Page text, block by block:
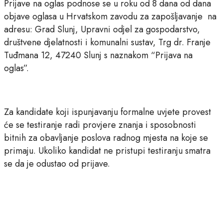
Prijave na oglas podnose se u roku od 8 dana od dana
objave oglasa u Hrvatskom zavodu za zapošljavanje na
adresu: Grad Slunj, Upravni odjel za gospodarstvo,
društvene djelatnosti i komunalni sustav, Trg dr. Franje
Tuđmana 12, 47240 Slunj s naznakom “Prijava na
oglas”.
Za kandidate koji ispunjavanju formalne uvjete provest
će se testiranje radi provjere znanja i sposobnosti
bitnih za obavljanje poslova radnog mjesta na koje se
primaju. Ukoliko kandidat ne pristupi testiranju smatra
se da je odustao od prijave.